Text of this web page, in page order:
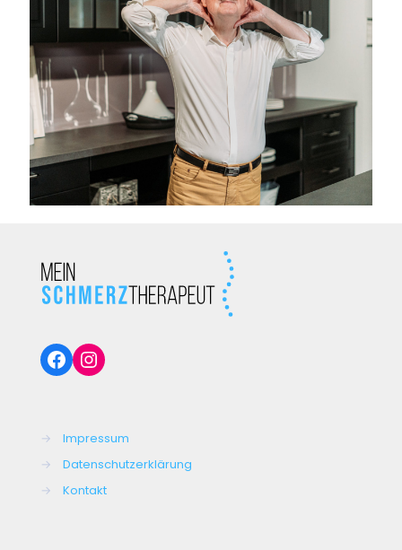
Facebook
Instagram
→
Impressum
→
Datenschutzerklärung
→
Kontakt